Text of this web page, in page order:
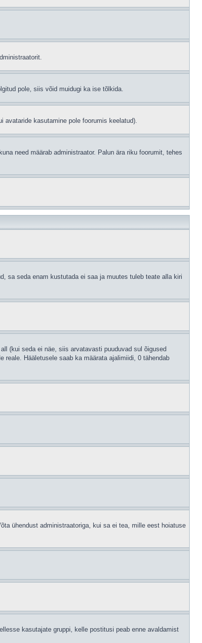
pole, siis võid muidugi ka ise tõlkida.
avataride kasutamine pole foorumis keelatud).
need määrab administraator. Palun ära riku foorumit, tehes
sa seda enam kustutada ei saa ja muutes tuleb teate alla kiri
(kui seda ei näe, siis arvatavasti puuduvad sul õigused
Hääletusele saab ka määrata ajalimiidi, 0 tähendab
ühendust administraatoriga, kui sa ei tea, mille eest hoiatuse
kasutajate gruppi, kelle postitusi peab enne avaldamist